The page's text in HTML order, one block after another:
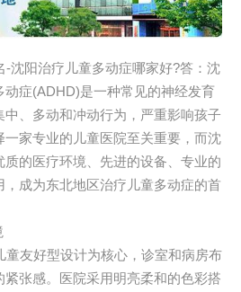
沈阳治疗儿童多动症哪家好?答：沈
症(ADHD)是一种常见的神经发育
中、多动和冲动行为，严重影响孩子
一家专业的儿童医院至关重要，而沈
的医疗环境、先进的设备、专业的
成为东北地区治疗儿童多动症的首
友好型设计为核心，诊室和病房布
张感。医院采用明亮柔和的色彩搭